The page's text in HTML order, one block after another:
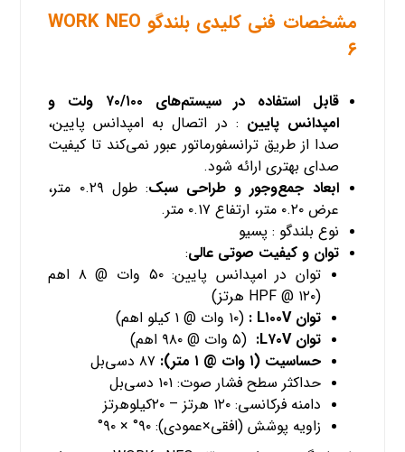
مشخصات فنی کلیدی بلندگو WORK NEO
۶
قابل استفاده در سیستم‌های ۷۰/۱۰۰ ولت و
امپدانس پایین : در اتصال به امپدانس پایین،
صدا از طریق ترانسفورماتور عبور نمی‌کند تا کیفیت
صدای بهتری ارائه شود.
ابعاد جمع‌وجور و طراحی سبک
: طول ۰.۲۹ متر،
عرض ۰.۲۰ متر، ارتفاع ۰.۱۷ متر.
نوع بلندگو : پسیو
توان و کیفیت صوتی عالی:
توان در امپدانس پایین: ۵۰ وات @ ۸ اهم
(HPF @ ۱۲۰ هرتز)
توان L۱۰۰V :
(۱۰ وات @ ۱ کیلو اهم)
توان L۷۰V:
(۵ وات @ ۹۸۰ اهم)
حساسیت (۱ وات @ ۱ متر):
حداکثر سطح فشار صوت: ۱۰۱ دسی‌بل
دامنه فرکانسی: ۱۲۰ هرتز – ۲۰کیلوهرتز
زاویه پوشش (افقی×عمودی): ۹۰° × ۹۰°